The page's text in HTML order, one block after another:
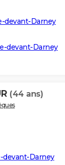
devant-Darney
devant-Darney
(44 ans)
devant-Darney